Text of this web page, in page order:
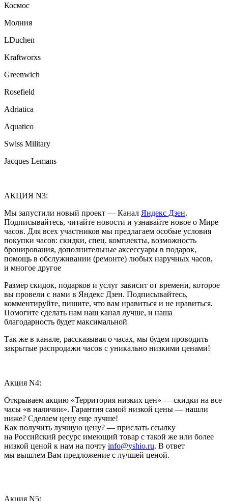
Космос
Молния
LDuchen
Kraftworxs
Greenwich
Rosefield
Adriatica
Aquatico
Swiss Military
Jacques Lemans
АКЦИЯ N3:
Мы запустили новый проект — Канал Яндекс Дзен.
Подписывайтесь, читайте новости и узнавайте новое о Мире
часов. Для всех участников мы предлагаем особые условия
покупки часов: скидки, спец. комплекты, возможность
бронирования, дополнительные аксессуары в подарок,
помощь в обслуживании (ремонте) любых наручных часов,
и многое другое
Размер скидок, подарков и услуг зависит от времени, которое
вы провели с нами в Яндекс Дзен. Подписывайтесь,
комментируйте, пишите, что вам нравиться и не нравиться.
Помогите сделать нам наш канал лучше, и наша
благодарность будет максимальной
Так же в канале, рассказывая о часах, мы будем проводить
закрытые распродажи часов с уникально низкими ценами!
Акция N4:
Открываем акцию «Территория низких цен» — скидки на все
часы «в наличии». Гарантия самой низкой цены — нашли
ниже? Сделаем цену еще лучше!
Как получить лучшую цену? — прислать ссылку
на Российский ресурс имеющий товар с такой же или более
низкой ценой к нам на почту info@yshio.ru. В ответ
мы вышлем Вам предложение с лучшей ценой.
Акция N5: